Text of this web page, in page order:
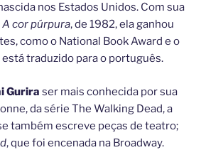
nos Estados Unidos. Com sua
A cor púrpura, de 1982, ela ganhou
como o National Book Award e o
traduzido para o português.
Gurira ser mais conhecida por sua
da série The Walking Dead, a
também escreve peças de teatro;
, que foi encenada na Broadway.